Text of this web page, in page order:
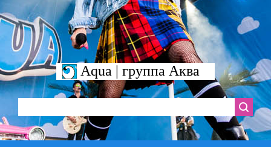
Aqua | группа Аква